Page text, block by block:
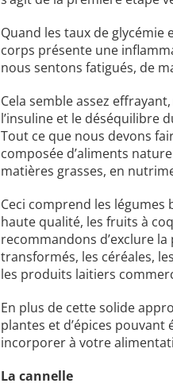
Quand les taux de glycémie
corps présente une
nous sentons fatigués, de
Cela semble assez
l’insuline et le déséquilibre
Tout ce que nous devons
composée d’aliments
matières grasses, en
Ceci comprend les légumes
haute qualité, les fruits à
recommandons d’exclure
transformés, les céréales,
les produits laitiers
En plus de cette solide
plantes et d’épices
incorporer à votre
La cannelle